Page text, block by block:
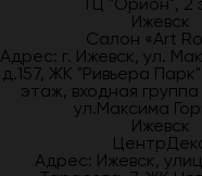
Ижевск
Салон «Art
Адрес: г. Ижевск, ул.
д.157, ЖК "Ривьера
этаж, входная
ул.Максима
Ижевск
Адрес: Ижевск,